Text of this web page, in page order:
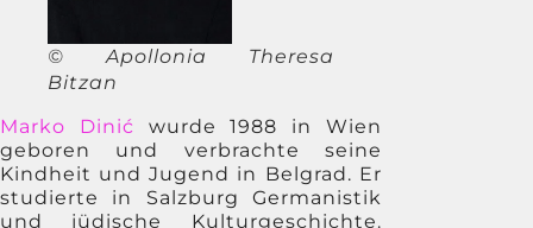
© Apollonia Theresa
Bitzan
Marko Dinić wurde 1988 in Wien
geboren und verbrachte seine
Kindheit und Jugend in Belgrad. Er
studierte in Salzburg Germanistik
und jüdische Kulturgeschichte.